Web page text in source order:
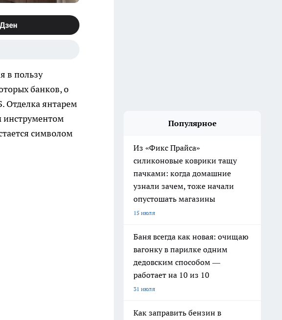
в пользу
банков, о
Отделка янтарем
инструментом
символом
Популярное
Из «Фикс Прайса»
силиконовые коврики тащу
пачками: когда домашние
узнали зачем, тоже начали
опустошать магазины
15 июля
Баня всегда как новая: очищаю
вагонку в парилке одним
дедовским способом —
работает на 10 из 10
31 июля
Как заправить бензин в